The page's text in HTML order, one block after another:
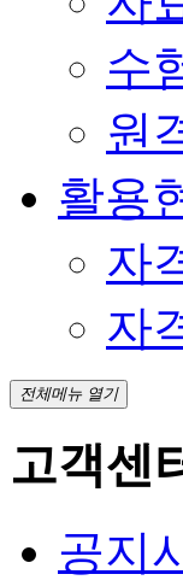
수
원
활용
자
자
전체메뉴 열기
고객센
공지